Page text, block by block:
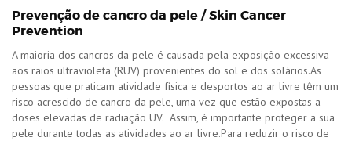
Prevenção de cancro da pele / Skin Cancer
Prevention
A maioria dos cancros da pele é causada pela exposição excessiva
aos raios ultravioleta (RUV) provenientes do sol e dos solários.As
pessoas que praticam atividade física e desportos ao ar livre têm um
risco acrescido de cancro da pele, uma vez que estão expostas a
doses elevadas de radiação UV. Assim, é importante proteger a sua
pele durante todas as atividades ao ar livre.Para reduzir o risco de